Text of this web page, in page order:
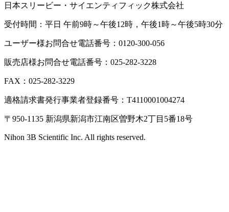
日本スリービー・サイエンティフィック株式会社
受付時間：平日 午前9時～午後12時，午後1時～午後5時30分
ユーザー様お問合せ電話番号：0120-300-056
販売店様お問合せ電話番号：025-282-3228
FAX：025-282-3229
適格請求書発行事業者登録番号：T4110001004274
〒950-1135 新潟県新潟市江南区曽野木2丁目5番18号
Nihon 3B Scientific Inc. All rights reserved.